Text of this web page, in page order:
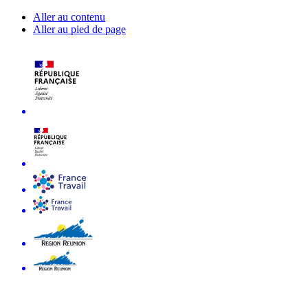
Aller au contenu
Aller au pied de page